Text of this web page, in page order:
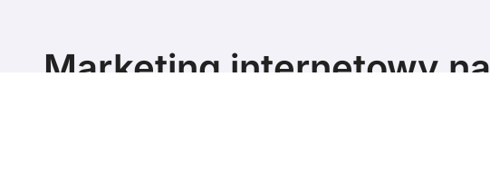
Marketing internetowy na